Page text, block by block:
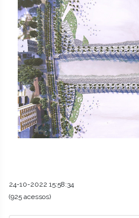
24-10-2022 15:58:34
(925 acessos)